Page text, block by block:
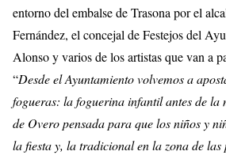
entorno del embalse de Trasona por el
Fernández, el concejal de Festejos del
Alonso y varios de los artistas que van a
“Desde el Ayuntamiento volvemos a
fogueras: la foguerina infantil antes de la
de Overo pensada para que los niños y
la fiesta y, la tradicional en la zona de las